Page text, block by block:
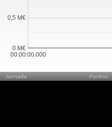
00:00:00.000
0 M€
0,5 M€
Jornada Puntos